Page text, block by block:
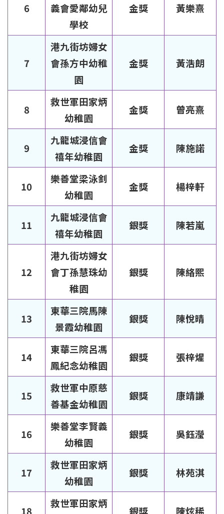
6
義會愛鄰幼兒
學校
金獎 黃樂熹
7
港九街坊婦女
會孫方中幼稚
園
金獎 黃浩朗
8
救世軍田家炳
幼稚園
金獎 曾亮熹
9
九龍城浸信會
禧年幼稚園
金獎 陳施諾
10
樂善堂梁泳釗
幼稚園
金獎 楊梓軒
11
九龍城浸信會
禧年幼稚園
銀獎 陳若嵐
12
港九街坊婦女
會丁孫慧珠幼
稚園
銀獎 陳絡熙
13
東華三院馬陳
景霞幼稚園
銀獎 陳悅晴
14
東華三院呂馮
鳳紀念幼稚園
銀獎 張梓煋
15
救世軍中原慈
善基金幼稚園
銀獎 康靖謙
16
樂善堂李賢義
幼稚園
銀獎 吳鈺瀅
17
救世軍田家炳
幼稚園
銀獎 林苑淇
18
救世軍田家炳
銀獎 陳炫稀